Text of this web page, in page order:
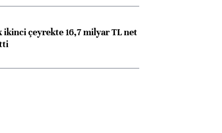
ikinci çeyrekte 16,7 milyar TL net